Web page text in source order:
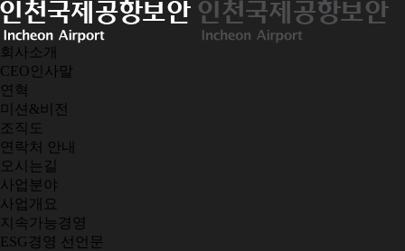
회사소개
CEO인사말
연혁
미션&비전
조직도
연락처 안내
오시는길
사업분야
사업개요
지속가능경영
ESG경영 선언문